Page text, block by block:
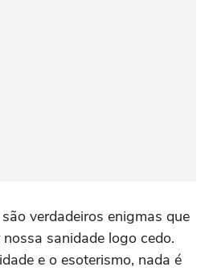
verdadeiros enigmas que
sanidade logo cedo.
e o esoterismo, nada é